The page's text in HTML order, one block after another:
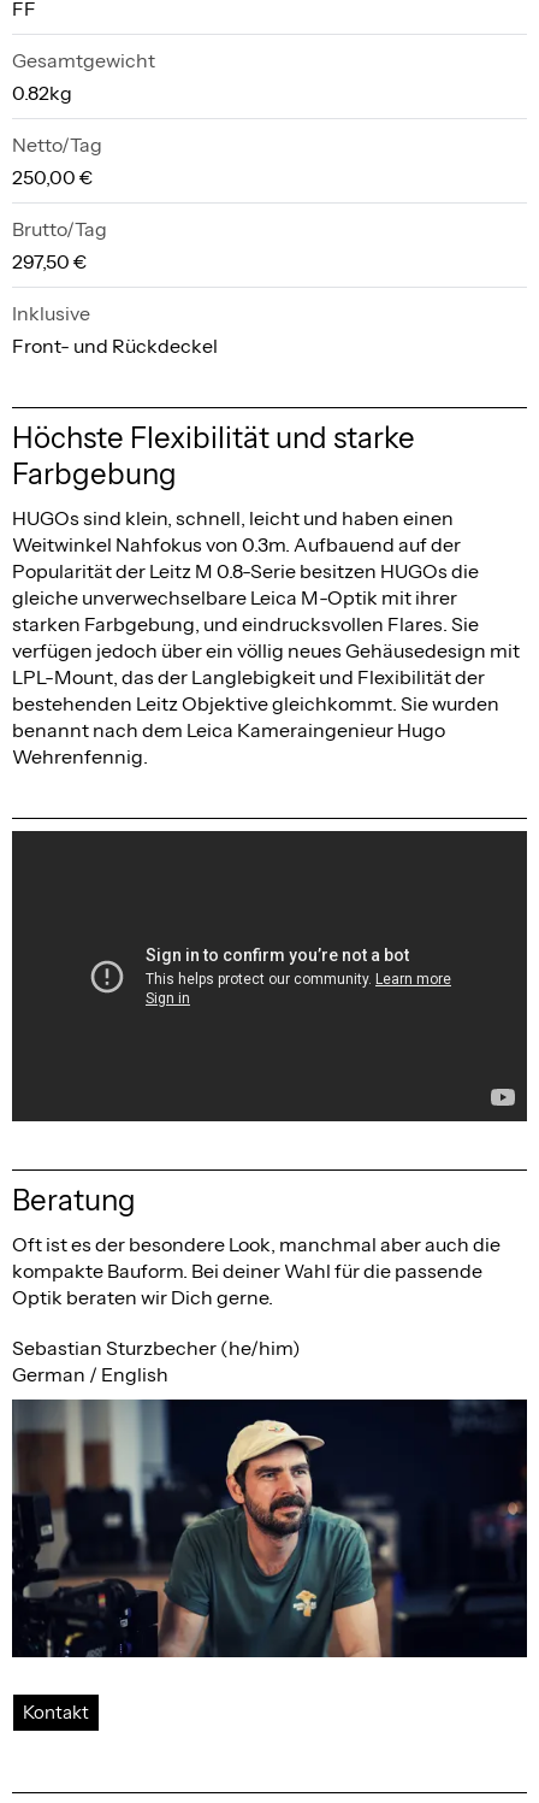
FF
Gesamtgewicht
0.82kg
Netto/Tag
250,00 €
Brutto/Tag
297,50 €
Inklusive
Front- und Rückdeckel
Höchste Flexibilität und starke
Farbgebung
HUGOs sind klein, schnell, leicht und haben einen
Weitwinkel Nahfokus von 0.3m. Aufbauend auf der
Popularität der Leitz M 0.8-Serie besitzen HUGOs die
gleiche unverwechselbare Leica M-Optik mit ihrer
starken Farbgebung, und eindrucksvollen Flares. Sie
verfügen jedoch über ein völlig neues Gehäusedesign mit
LPL-Mount, das der Langlebigkeit und Flexibilität der
bestehenden Leitz Objektive gleichkommt. Sie wurden
benannt nach dem Leica Kameraingenieur Hugo
Wehrenfennig.
Beratung
Oft ist es der besondere Look, manchmal aber auch die
kompakte Bauform. Bei deiner Wahl für die passende
Optik beraten wir Dich gerne.
Sebastian Sturzbecher (he/him)
German / English
Kontakt